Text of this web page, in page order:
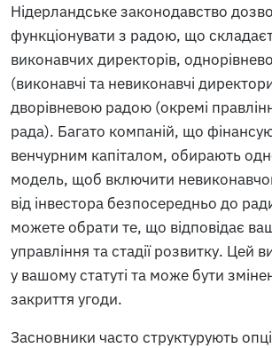
Нідерландське законодавство
функціонувати з радою, що
виконавчих директорів,
(виконавчі та невиконавчі
дворівневою радою (окремі
рада). Багато компаній, що
венчурним капіталом, обирають
модель, щоб включити
від інвестора безпосередньо до
можете обрати те, що відповідає
управління та стадії розвитку. Цей
у вашому статуті та може бути
закриття угоди.
Засновники часто структурують